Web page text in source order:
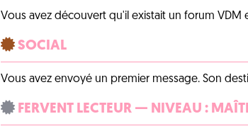
Vous avez découvert qu'il existait un forum VDM
SOCIAL
Vous avez envoyé un premier message. Son
FERVENT LECTEUR — NIVEAU :